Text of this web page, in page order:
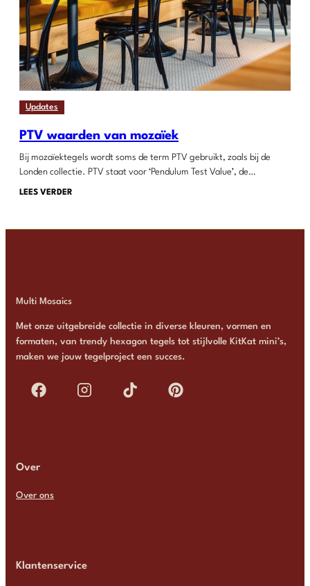
Updates
PTV waarden van mozaïek
Bij mozaïektegels wordt soms de term PTV gebruikt, zoals bij de
Londen collectie. PTV staat voor ‘Pendulum Test Value’, de…
LEES VERDER
Multi Mosaics
Met onze uitgebreide collectie in diverse kleuren, vormen en
formaten, van trendy hexagon tegels tot stijlvolle KitKat mini’s,
maken we jouw tegelproject een succes.
Over
Over ons
Klantenservice